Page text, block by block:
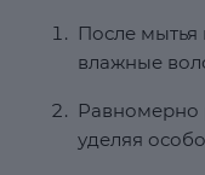
После
влажные
Равномерно
уделяя